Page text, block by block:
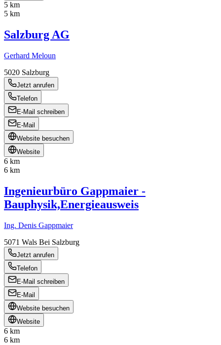
5 km
5 km
Salzburg AG
Gerhard Meloun
5020 Salzburg
Jetzt anrufen
Telefon
E-Mail schreiben
E-Mail
Website besuchen
Website
6 km
6 km
Ingenieurbüro Gappmaier -
Bauphysik,Energieausweis
Ing. Denis Gappmaier
5071 Wals Bei Salzburg
Jetzt anrufen
Telefon
E-Mail schreiben
E-Mail
Website besuchen
Website
6 km
6 km